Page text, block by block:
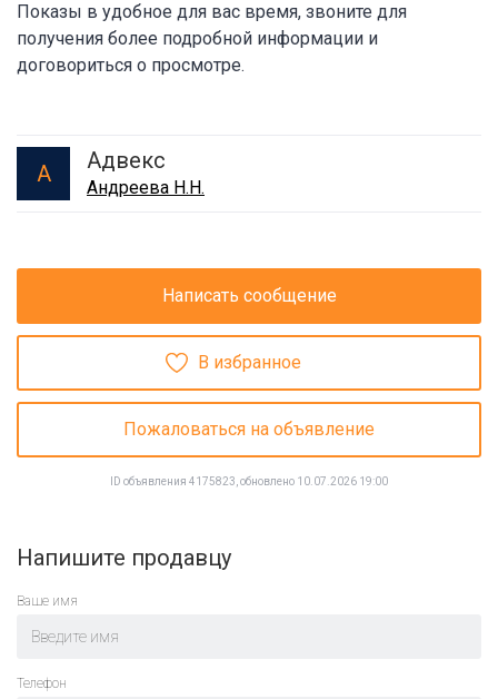
Показы в удобное для вас время, звоните для
получения более подробной информации и
договориться о просмотре.
А Адвекс
Андреева Н.Н.
Написать сообщение
В избранное
Пожаловаться на объявление
ID объявления 4175823, обновлено 10.07.2026 19:00
Напишите продавцу
Ваше имя
Телефон